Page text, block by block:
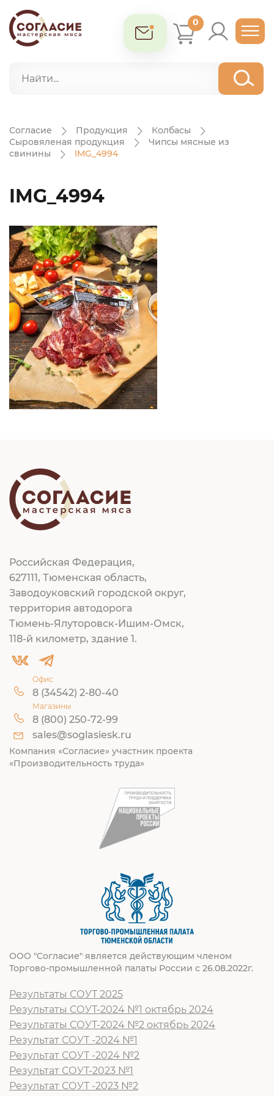
0
Согласие Продукция
Колбасы
Сыровяленая продукция
Чипсы мясные из
свинины
IMG_4994
IMG_4994
Российская Федерация,
627111, Тюменская область,
Заводоуковский городской округ,
территория автодорога
Тюмень-Ялуторовск-Ишим-Омск,
118-й километр, здание 1.
Офис
8 (34542) 2-80-40
Магазины
8 (800) 250-72-99
sales@soglasiesk.ru
Компания «Согласие» участник проекта
«Производительность труда»
ООО "Согласие" является действующим членом
Торгово-промышленной палаты России с 26.08.2022г.
Результаты СОУТ 2025
Результаты СОУТ-2024 №1 октябрь 2024
Результаты СОУТ-2024 №2 октябрь 2024
Результат СОУТ -2024 №1
Результат СОУТ -2024 №2
Результат СОУТ-2023 №1
Результат СОУТ -2023 №2